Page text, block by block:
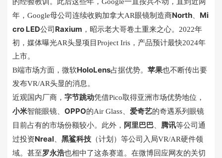
年，Google母公司连续收购加拿大AR眼镜制造商North
Mi
cro LED公司 Raxium ，昭示老大哥卷土重来之心。2022年
初，媒体曝光AR头显项目Project Iris，产品预计最快2024年
上市。
B端市场方面，微软HoloLens占据优势。 苹果也不断传出要
发布VR/AR头显的消息。
近观国内厂商， 字节跳动凭借Pico取得亚洲市场优势地位，
小米智能眼镜、 OPPO的Air Glass、 爱奇艺的奇遇系列眼镜
目前占有的市场份额较小。此外， 阿里巴巴 腾讯等公司通
过投资Nreal 黑鲨科技 （计划）等公司入局VR/AR硬件领
域。甚至罗永浩也相中了这条赛道。在微博回应网友的关切